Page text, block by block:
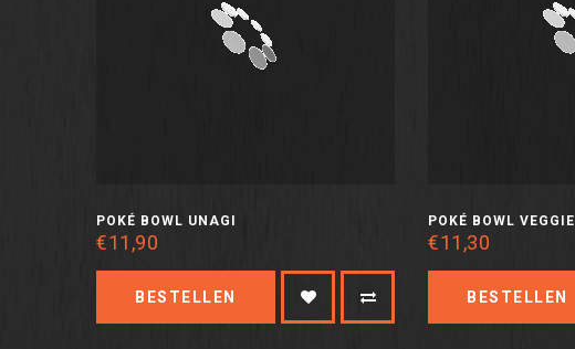
POKÉ BOWL UNAGI
€11,90
BESTELLEN
POKÉ BOWL VEGGIE
€11,30
BESTELLEN